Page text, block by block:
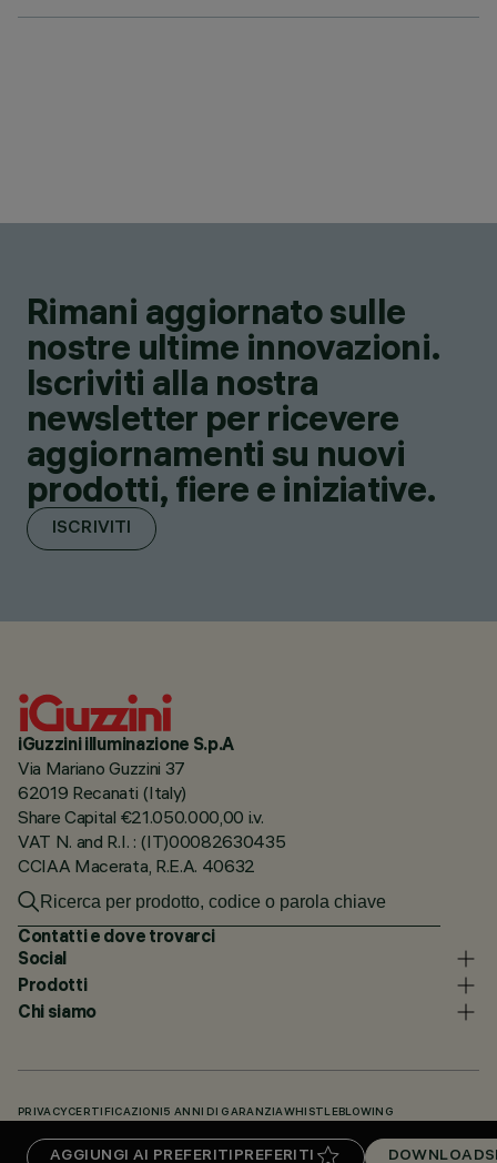
AGGIUNGI AI PREFERITI PREFERITI DOWNLOADS
Rimani aggiornato sulle
nostre ultime innovazioni.
Iscriviti alla nostra
newsletter per ricevere
aggiornamenti su nuovi
prodotti, fiere e iniziative.
ISCRIVITI
iGuzzini illuminazione S.p.A
Via Mariano Guzzini 37
62019 Recanati (Italy)
Share Capital €21.050.000,00 i.v.
VAT N. and R.I. : (IT)00082630435
CCIAA Macerata, R.E.A. 40632
Contatti e dove trovarci
Social
Prodotti
Chi siamo
PRIVACY CERTIFICAZIONI 5 ANNI DI GARANZIAWHISTLEBLOWING
KNOWLEDGE BASE (LOGIN NECESSARIO)DOWNLOADS